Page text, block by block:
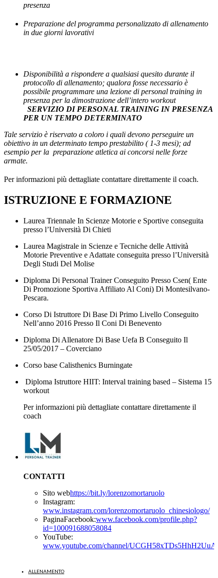
presenza
Preparazione del programma personalizzato di allenamento
in due giorni lavorativi
Disponibilità a rispondere a qualsiasi quesito durante il
protocollo di allenamento; qualora fosse necessario è
possibile programmare una lezione di personal training in
presenza per la dimostrazione dell’intero workout
SERVIZIO DI PERSONAL TRAINING IN PRESENZA
PER UN TEMPO DETERMINATO
Tale servizio è riservato a coloro i quali devono perseguire un
obiettivo in un determinato tempo prestabilito ( 1-3 mesi); ad
esempio per la preparazione atletica ai concorsi nelle forze
armate.
Per informazioni più dettagliate contattare direttamente il coach.
ISTRUZIONE E FORMAZIONE
Laurea Triennale In Scienze Motorie e Sportive conseguita
presso l’Università Di Chieti
Laurea Magistrale in Scienze e Tecniche delle Attività
Motorie Preventive e Adattate conseguita presso l’Università
Degli Studi Del Molise
Diploma Di Personal Trainer Conseguito Presso Csen( Ente
Di Promozione Sportiva Affiliato Al Coni) Di Montesilvano-
Pescara.
Corso Di Istruttore Di Base Di Primo Livello Conseguito
Nell’anno 2016 Presso Il Coni Di Benevento
Diploma Di Allenatore Di Base Uefa B Conseguito Il
25/05/2017 – Coverciano
Corso base Calisthenics Burningate
Diploma Istruttore HIIT: Interval training based – Sistema 15
workout
Per informazioni più dettagliate contattare direttamente il
coach
CONTATTI
Sito webhttps://bit.ly/lorenzomortaruolo
Instagram:
www.instagram.com/lorenzomortaruolo_chinesiologo/
PaginaFacebook:www.facebook.com/profile.php?
id=100091688058084
YouTube:
www.youtube.com/channel/
ALLENAMENTO